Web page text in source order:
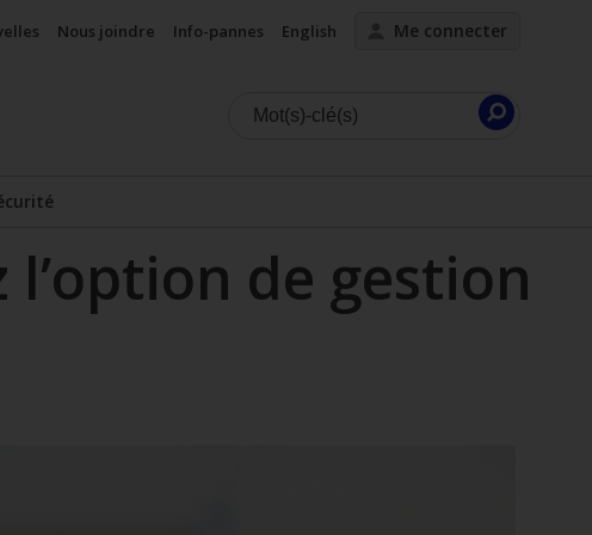
Nous joindre Info-pannes English Me connecter
Lancer
de gestion